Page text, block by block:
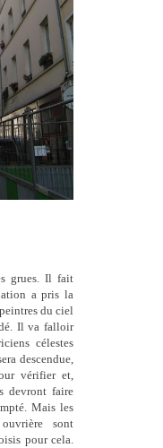
grues. Il fait
a pris la
du ciel
Il va falloir
célestes
descendue,
vérifier et,
devront faire
Mais les
sont
pour cela.